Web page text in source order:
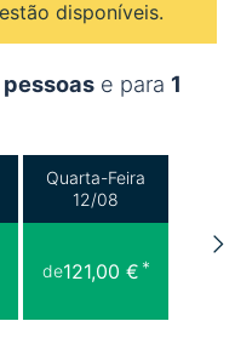
disponíveis.
pessoas e para 1
Quarta-Feira
12/08
de121,00 € *